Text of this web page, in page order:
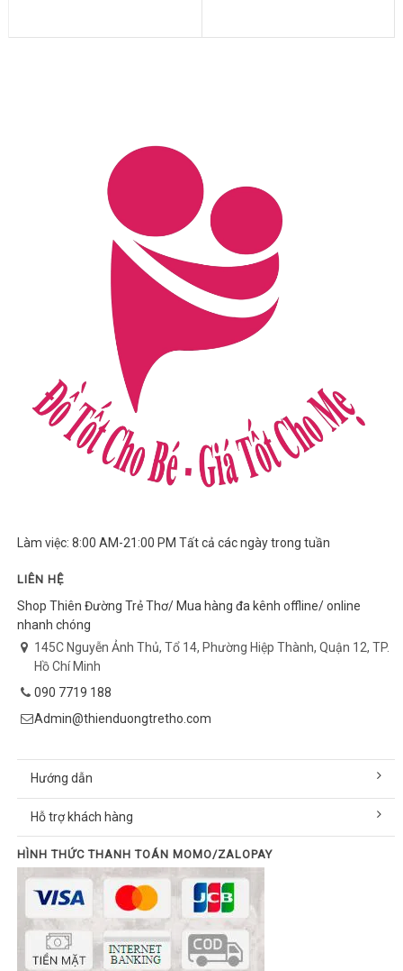
Làm việc: 8:00 AM-21:00 PM Tất cả các ngày trong tuần
LIÊN HỆ
Shop Thiên Đường Trẻ Thơ/ Mua hàng đa kênh offline/ online
nhanh chóng
145C Nguyễn Ảnh Thủ, Tổ 14, Phường Hiệp Thành, Quận 12, TP.
Hồ Chí Minh
090 7719 188
Admin@thienduongtretho.com
Hướng dẫn
Hỗ trợ khách hàng
HÌNH THỨC THANH TOÁN MOMO/ZALOPAY